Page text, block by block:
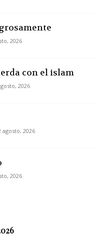
2026
con el islam
2026
agosto, 2026
2026